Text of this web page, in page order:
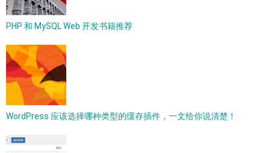
PHP 和 MySQL Web 开发书籍推荐
WordPress 应该选择哪种类型的缓存插件，一文给你说清楚！